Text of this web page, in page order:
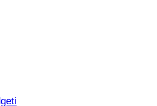
Jović, fotograf -